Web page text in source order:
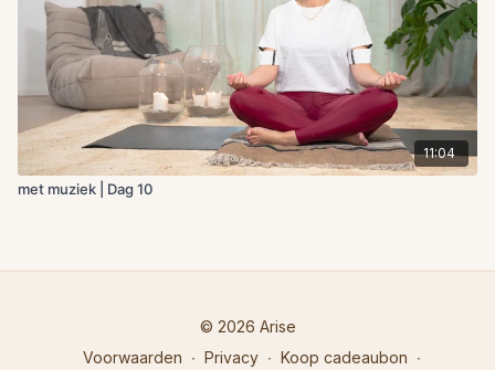
11:04
met muziek | Dag 10
© 2026 Arise
Voorwaarden ∙ Privacy ∙ Koop cadeaubon ∙